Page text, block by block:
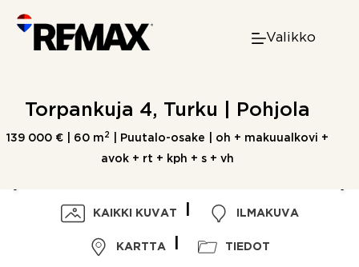
content
Valikko
Torpankuja 4, Turku | Pohjola
139 000 € | 60 m 2 | Puutalo-osake | oh + makuualkovi +
avok + rt + kph + s + vh
KAIKKI KUVAT ILMAKUVA
KARTTA TIEDOT